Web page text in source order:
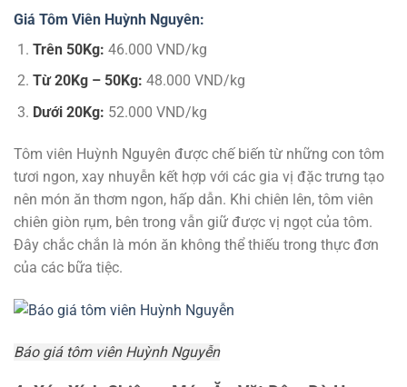
Giá Tôm Viên Huỳnh Nguyên:
Trên 50Kg: 46.000 VND/kg
Từ 20Kg – 50Kg: 48.000 VND/kg
Dưới 20Kg: 52.000 VND/kg
Tôm viên Huỳnh Nguyên được chế biến từ những con tôm
tươi ngon, xay nhuyễn kết hợp với các gia vị đặc trưng tạo
nên món ăn thơm ngon, hấp dẫn. Khi chiên lên, tôm viên
chiên giòn rụm, bên trong vẫn giữ được vị ngọt của tôm.
Đây chắc chắn là món ăn không thể thiếu trong thực đơn
của các bữa tiệc.
Báo giá tôm viên Huỳnh Nguyễn